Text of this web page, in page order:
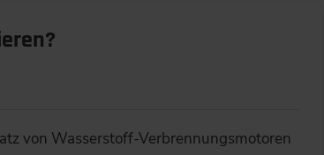
von Wasserstoff-Verbrennungsmotoren